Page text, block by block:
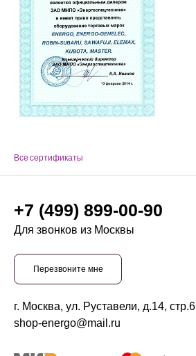
Все сертификаты
+7 (499) 899-00-90
Для звонков из Москвы
Перезвоните мне
г. Москва, ул. Руставели, д.14, стр.6
shop-energo@mail.ru